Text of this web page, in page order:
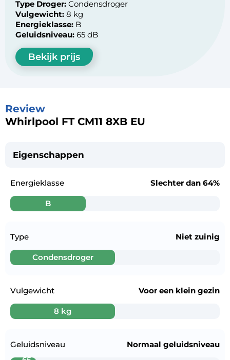
Type Droger: Condensdroger
Vulgewicht: 8 kg
Energieklasse: B
Geluidsniveau: 65 dB
Bekijk prijs
Review
Whirlpool FT CM11 8XB EU
Eigenschappen
Energieklasse
B
Slechter dan 64%
Type
Condensdroger
Niet zuinig
Vulgewicht
8 kg
Voor een klein gezin
Geluidsniveau
Normaal geluidsniveau